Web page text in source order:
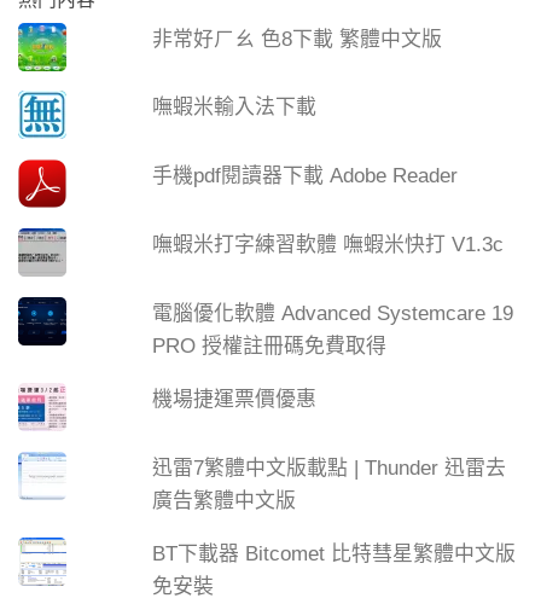
非常好ㄏㄠ 色8下載 繁體中文版
嘸蝦米輸入法下載
手機pdf閱讀器下載 Adobe Reader
嘸蝦米打字練習軟體 嘸蝦米快打 V1.3c
電腦優化軟體 Advanced Systemcare 19
PRO 授權註冊碼免費取得
機場捷運票價優惠
迅雷7繁體中文版載點 | Thunder 迅雷去
廣告繁體中文版
BT下載器 Bitcomet 比特彗星繁體中文版
免安裝